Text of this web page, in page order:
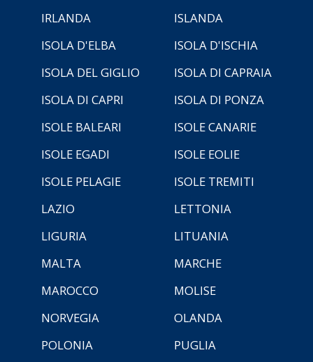
IRLANDA
ISLANDA
ISOLA D'ELBA
ISOLA D'ISCHIA
ISOLA DEL GIGLIO
ISOLA DI CAPRAIA
ISOLA DI CAPRI
ISOLA DI PONZA
ISOLE BALEARI
ISOLE CANARIE
ISOLE EGADI
ISOLE EOLIE
ISOLE PELAGIE
ISOLE TREMITI
LAZIO
LETTONIA
LIGURIA
LITUANIA
MALTA
MARCHE
MAROCCO
MOLISE
NORVEGIA
OLANDA
POLONIA
PUGLIA